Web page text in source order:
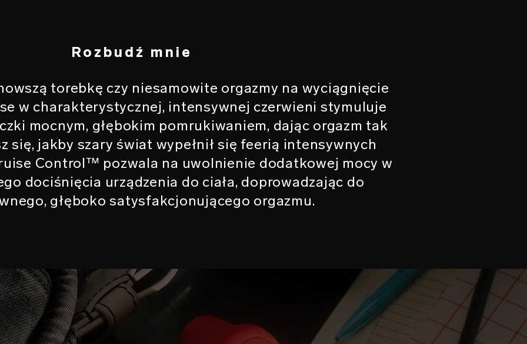
Rozbudź mnie
torebkę czy niesamowite orgazmy na wyciągnięcie
w charakterystycznej, intensywnej czerwieni stymuluje
mocnym, głębokim pomrukiwaniem, dając orgazm tak
się, jakby szary świat wypełnił się feerią intensywnych
Control™ pozwala na uwolnienie dodatkowej mocy w
dociśnięcia urządzenia do ciała, doprowadzając do
głęboko satysfakcjonującego orgazmu.